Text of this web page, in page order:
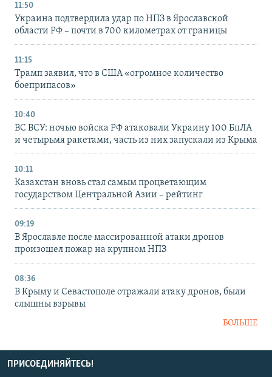
11:50
Украина подтвердила удар по НПЗ в Ярославской
области РФ – почти в 700 километрах от границы
11:15
Трамп заявил, что в США «огромное количество
боеприпасов»
10:40
ВС ВСУ: ночью войска РФ атаковали Украину 100 БпЛА
и четырьмя ракетами, часть из них запускали из Крыма
10:11
Казахстан вновь стал самым процветающим
государством Центральной Азии – рейтинг
09:19
В Ярославле после массированной атаки дронов
произошел пожар на крупном НПЗ
08:36
В Крыму и Севастополе отражали атаку дронов, были
слышны взрывы
БОЛЬШЕ
ПРИСОЕДИНЯЙТЕСЬ!